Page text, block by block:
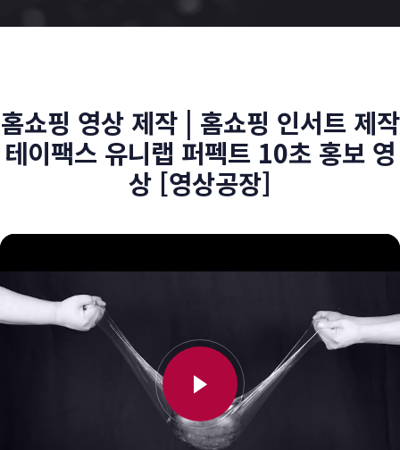
홈쇼핑 영상 제작 | 홈쇼핑 인서트 제작
테이팩스 유니랩 퍼펙트 10초 홍보 영
상 [영상공장]